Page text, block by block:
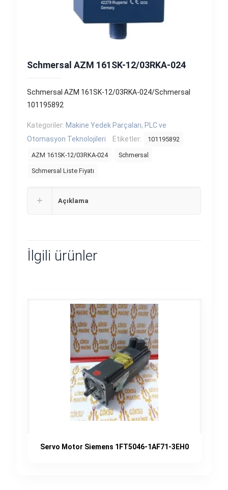
Schmersal AZM 161SK-12/03RKA-024
Schmersal AZM 161SK-12/03RKA-024/Schmersal
101195892
Kategoriler: Makine Yedek Parçaları, PLC ve
Otomasyon Teknolojileri
Etiketler: 101195892
AZM 161SK-12/03RKA-024 Schmersal
Schmersal Liste Fiyatı
Açıklama
İlgili ürünler
Servo Motor Siemens 1FT5046-1AF71-3EH0